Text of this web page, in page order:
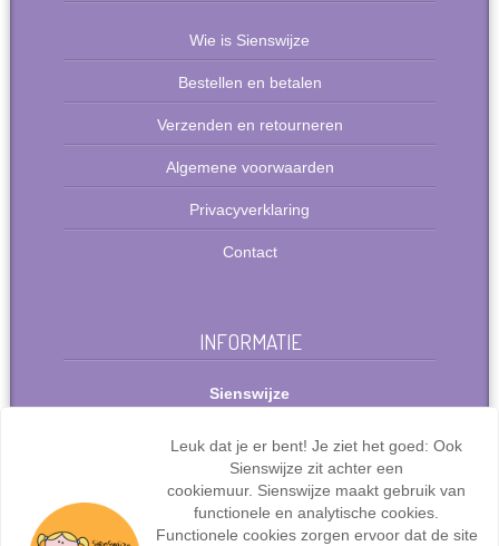
Wie is Sienswijze
Bestellen en betalen
Verzenden en retourneren
Algemene voorwaarden
Privacyverklaring
Contact
INFORMATIE
Sienswijze
2711 PP Zoetermeer
Nederland
Tel: +31(0)627072095
info@sienswijze.nl
KvK-nr.: 67667317
Leuk dat je er bent! Je ziet het goed: Ook
Sienswijze zit achter een
cookiemuur. Sienswijze maakt gebruik van
functionele en analytische cookies.
Functionele cookies zorgen ervoor dat de site